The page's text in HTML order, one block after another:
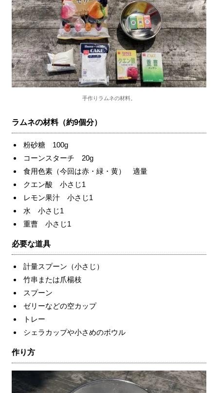
手作りラムネの材料。
ラムネの材料（約9個分）
粉砂糖 100g
コーンスターチ 20g
食用色素（今回は赤・緑・黄） 適量
クエン酸 小さじ1
レモン果汁 小さじ1
水 小さじ1
重曹 小さじ1
必要な道具
計量スプーン（小さじ）
竹串または爪楊枝
スプーン
ゼリーなどの空カップ
トレー
シェラカップや小さめのボウル
作り方